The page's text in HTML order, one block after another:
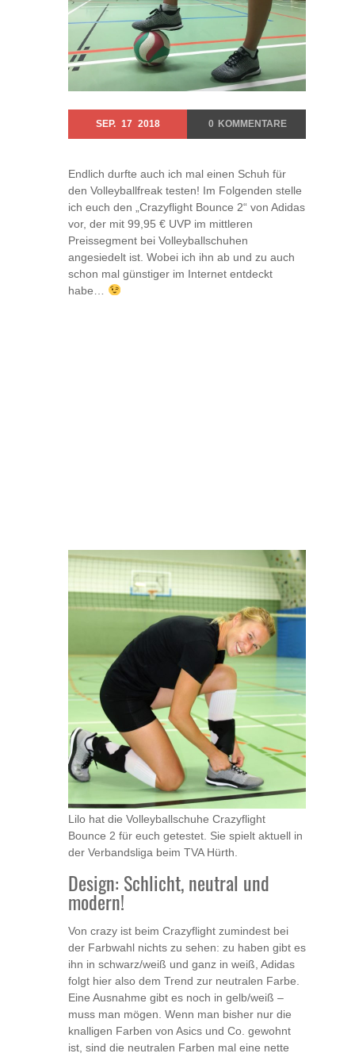
SEP. 17 2018 0 KOMMENTARE
Endlich durfte auch ich mal einen Schuh für
den Volleyballfreak testen! Im Folgenden stelle
ich euch den „Crazyflight Bounce 2“ von Adidas
vor, der mit 99,95 € UVP im mittleren
Preissegment bei Volleyballschuhen
angesiedelt ist. Wobei ich ihn ab und zu auch
schon mal günstiger im Internet entdeckt
habe…
Lilo hat die Volleyballschuhe Crazyflight
Bounce 2 für euch getestet. Sie spielt aktuell in
der Verbandsliga beim TVA Hürth.
Design: Schlicht, neutral und
modern!
Von crazy ist beim Crazyflight zumindest bei
der Farbwahl nichts zu sehen: zu haben gibt es
ihn in schwarz/weiß und ganz in weiß, Adidas
folgt hier also dem Trend zur neutralen Farbe.
Eine Ausnahme gibt es noch in gelb/weiß –
muss man mögen. Wenn man bisher nur die
knalligen Farben von Asics und Co. gewohnt
ist, sind die neutralen Farben mal eine nette